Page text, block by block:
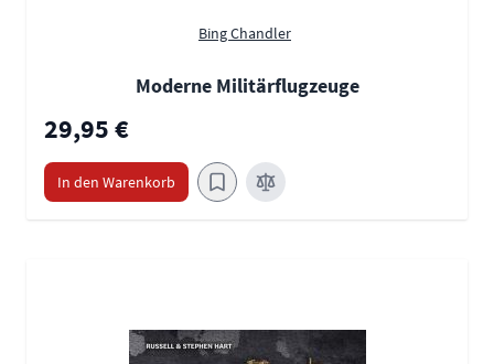
Bing Chandler
Moderne Militärflugzeuge
29,95 €
In den Warenkorb